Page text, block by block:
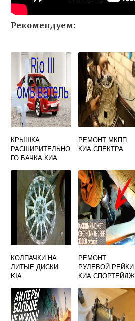
Рекомендуем:
КРЫШКА
РАСШИРИТЕЛЬНО
ГО БАЧКА КИА
РЕМОНТ МКПП
КИА СПЕКТРА
КОЛПАЧКИ НА
ЛИТЫЕ ДИСКИ
KIA
РЕМОНТ
РУЛЕВОЙ РЕЙКИ
КИА СПОРТЕЙДЖ